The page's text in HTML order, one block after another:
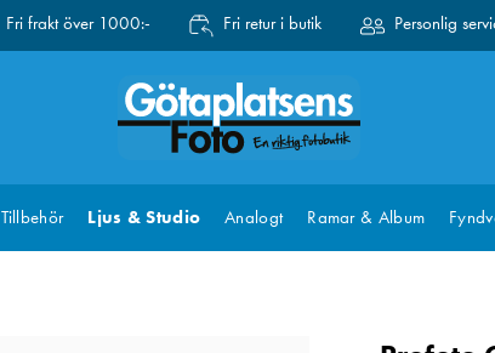
Fri frakt över 1000:- Fri retur i butik Personlig
Tillbehör Ljus & Studio Analogt Ramar & Album